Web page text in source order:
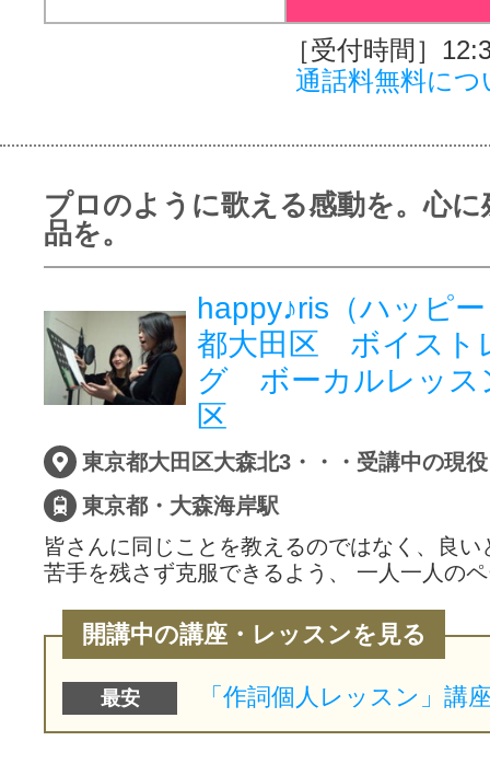
［受付時間］
通話料無料につ
プロのように歌える感動を。心に
品を。
happy♪ris（ハッピ
都大田区 ボイスト
グ ボーカルレッ
区
東京都・大森海岸駅
皆さんに同じことを教えるのではなく、良い
苦手を残さず克服できるよう、 一人一人の
開講中の講座・レッスンを見る
最安